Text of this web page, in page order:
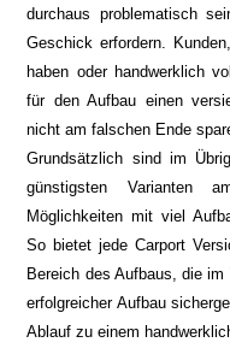
durchaus problematisch
Geschick erfordern.
haben oder handwerklich
für den Aufbau einen
nicht am falschen Ende
Grundsätzlich sind im
günstigsten Varianten
Möglichkeiten mit viel
So bietet jede Carport
Bereich des Aufbaus, die
erfolgreicher Aufbau
Ablauf zu einem